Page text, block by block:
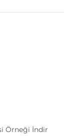
Örneği İndir